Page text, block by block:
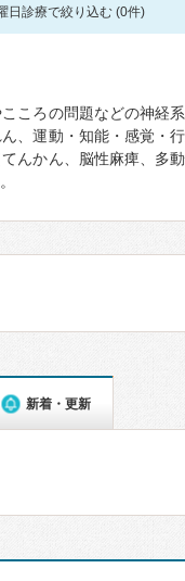
日診療で絞り込む (0件)
ころの問題などの神経
、運動・知能・感覚・
んかん、脳性麻痺、多動
新着・更新